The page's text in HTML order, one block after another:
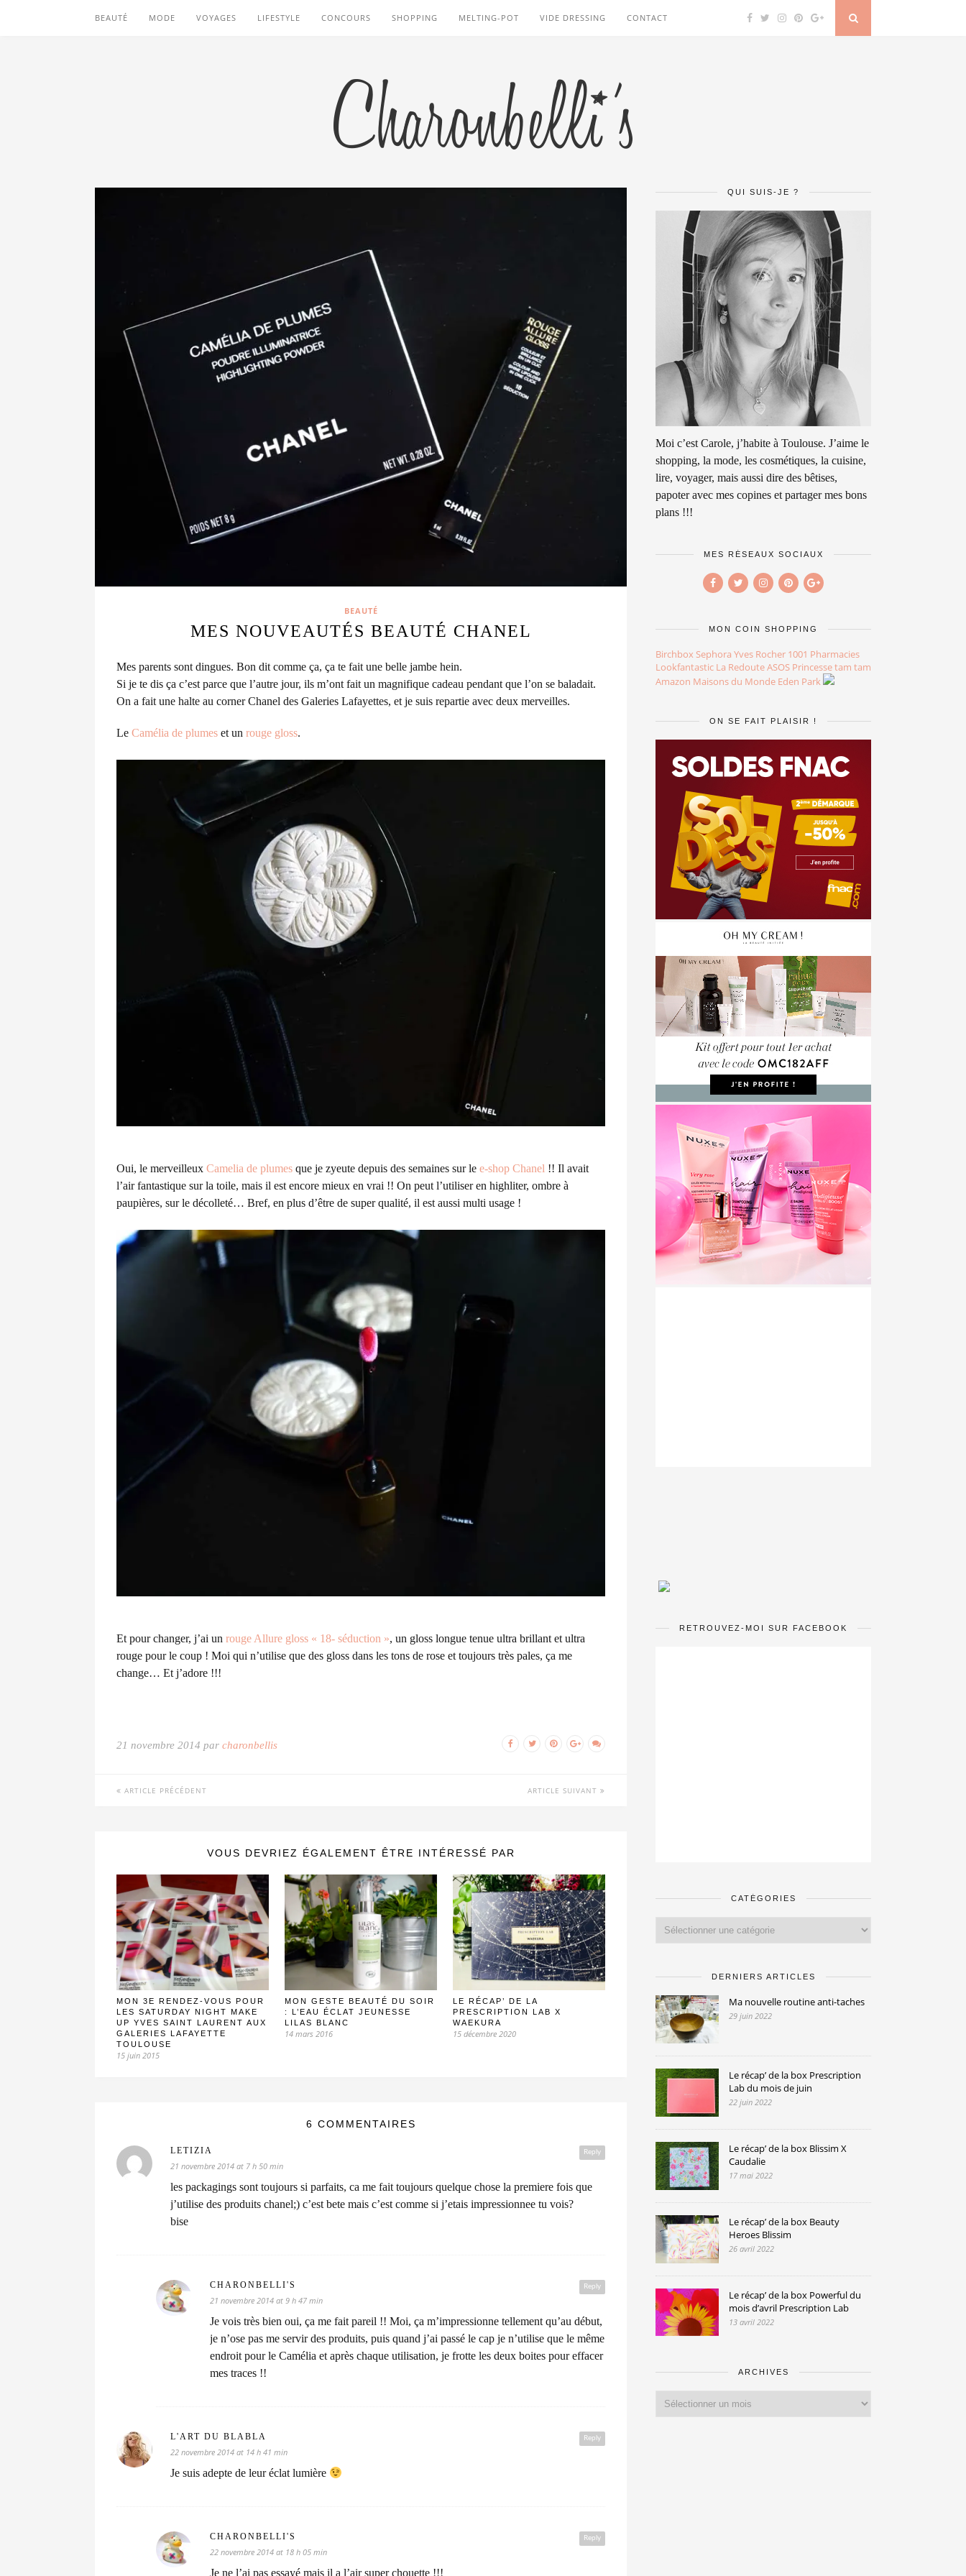
BEAUTÉ MODE VOYAGES LIFESTYLE CONCOURS SHOPPING MELTING-POT VIDE DRESSING CONTACT
BEAUTÉ
MES NOUVEAUTÉS BEAUTÉ CHANEL
Mes parents sont dingues. Bon dit comme ça, ça te fait une belle jambe hein.
Si je te dis ça c’est parce que l’autre jour, ils m’ont fait un magnifique cadeau pendant que l’on se baladait.
On a fait une halte au corner Chanel des Galeries Lafayettes, et je suis repartie avec deux merveilles.
Le Camélia de plumes et un rouge gloss.
Oui, le merveilleux Camelia de plumes que je zyeute depuis des semaines sur le e-shop Chanel !! Il avait
l’air fantastique sur la toile, mais il est encore mieux en vrai !! On peut l’utiliser en highliter, ombre à
paupières, sur le décolleté… Bref, en plus d’être de super qualité, il est aussi multi usage !
Et pour changer, j’ai un rouge Allure gloss « 18- séduction », un gloss longue tenue ultra brillant et ultra
rouge pour le coup ! Moi qui n’utilise que des gloss dans les tons de rose et toujours très pales, ça me
change… Et j’adore !!!
21 novembre 2014 par charonbellis
ARTICLE PRÉCÉDENT ARTICLE SUIVANT
VOUS DEVRIEZ ÉGALEMENT ÊTRE INTÉRESSÉ PAR
MON 3E RENDEZ-VOUS POUR
LES SATURDAY NIGHT MAKE
UP YVES SAINT LAURENT AUX
GALERIES LAFAYETTE
TOULOUSE
15 juin 2015
MON GESTE BEAUTÉ DU SOIR
: L’EAU ÉCLAT JEUNESSE
LILAS BLANC
14 mars 2016
LE RÉCAP’ DE LA
PRESCRIPTION LAB X
WAEKURA
15 décembre 2020
6 COMMENTAIRES
Reply
LETIZIA
21 novembre 2014 at 7 h 50 min
les packagings sont toujours si parfaits, ca me fait toujours quelque chose la premiere fois que
j’utilise des produits chanel;) c’est bete mais c’est comme si j’etais impressionnee tu vois?
bise
Reply
CHARONBELLI'S
21 novembre 2014 at 9 h 47 min
Je vois très bien oui, ça me fait pareil !! Moi, ça m’impressionne tellement qu’au début,
je n’ose pas me servir des produits, puis quand j’ai passé le cap je n’utilise que le même
endroit pour le Camélia et après chaque utilisation, je frotte les deux boites pour effacer
mes traces !!
Reply
L'ART DU BLABLA
22 novembre 2014 at 14 h 41 min
Je suis adepte de leur éclat lumière
Reply
CHARONBELLI'S
22 novembre 2014 at 18 h 05 min
Je ne l’ai pas essayé mais il a l’air super chouette !!!
QUI SUIS-JE ?
Moi c’est Carole, j’habite à Toulouse. J’aime le
shopping, la mode, les cosmétiques, la cuisine,
lire, voyager, mais aussi dire des bêtises,
papoter avec mes copines et partager mes bons
plans !!!
MES RÉSEAUX SOCIAUX
MON COIN SHOPPING
Birchbox Sephora Yves Rocher 1001 Pharmacies
Lookfantastic La RedouteASOS Princesse tam tam
Amazon Maisons du Monde Eden Park
ON SE FAIT PLAISIR !
RETROUVEZ-MOI SUR FACEBOOK
CATÉGORIES
DERNIERS ARTICLES
Ma nouvelle routine anti-taches
29 juin 2022
Le récap’ de la box Prescription
Lab du mois de juin
22 juin 2022
Le récap’ de la box Blissim X
Caudalie
17 mai 2022
Le récap’ de la box Beauty
Heroes Blissim
26 avril 2022
Le récap’ de la box Powerful du
mois d’avril Prescription Lab
13 avril 2022
ARCHIVES